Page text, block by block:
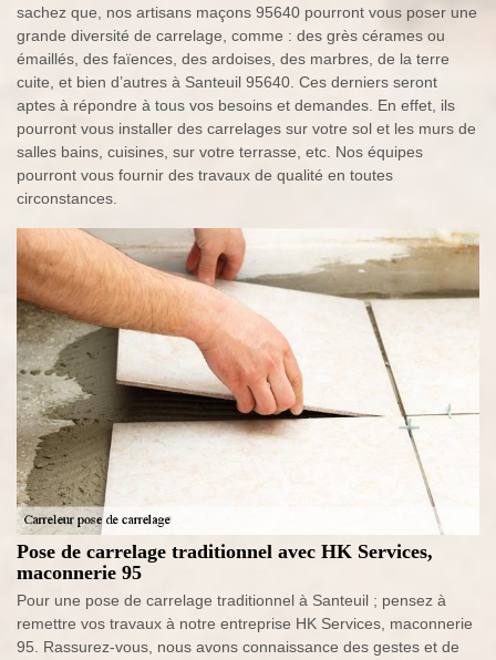
sachez que, nos artisans maçons 95640 pourront vous poser une
grande diversité de carrelage, comme : des grès cérames ou
émaillés, des faïences, des ardoises, des marbres, de la terre
cuite, et bien d’autres à Santeuil 95640. Ces derniers seront
aptes à répondre à tous vos besoins et demandes. En effet, ils
pourront vous installer des carrelages sur votre sol et les murs de
salles bains, cuisines, sur votre terrasse, etc. Nos équipes
pourront vous fournir des travaux de qualité en toutes
circonstances.
Pose de carrelage traditionnel avec HK Services,
maconnerie 95
Pour une pose de carrelage traditionnel à Santeuil ; pensez à
remettre vos travaux à notre entreprise HK Services, maconnerie
95. Rassurez-vous, nous avons connaissance des gestes et de